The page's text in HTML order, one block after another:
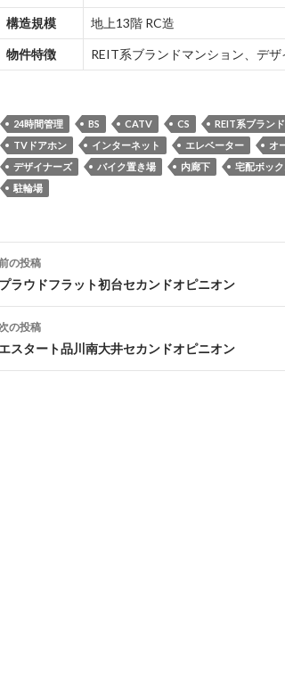
構造規模 地上13階 RC造
物件特徴 REIT系ブランドマンション、デザ
24時間管理 BS CATV CS
REIT系ブラン
TVドアホン
インターネット エレベーター
オ
デザイナーズ
バイク置き場 内廊下 宅配ボッ
駐輪場
稿
ビ
の投稿
プラウドフラット初台セカンドオピニオン
の投稿
エスタート品川南大井セカンドオピニオン